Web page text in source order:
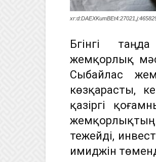
Бүгінгі
жемқорлық
Сыбайлас
көзқарасты,
қазіргі
тежейді,
имиджін